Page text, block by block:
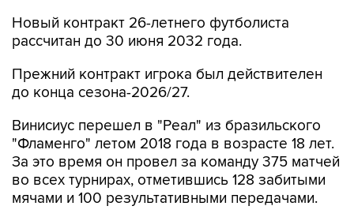
Новый контракт 26-летнего футболиста
рассчитан до 30 июня 2032 года.
Прежний контракт игрока был действителен
до конца сезона-2026/27.
Винисиус перешел в "Реал" из бразильского
"Фламенго" летом 2018 года в возрасте 18 лет.
За это время он провел за команду 375 матчей
во всех турнирах, отметившись 128 забитыми
мячами и 100 результативными передачами.